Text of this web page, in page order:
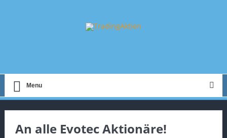
Menu
An alle Evotec Aktionäre!